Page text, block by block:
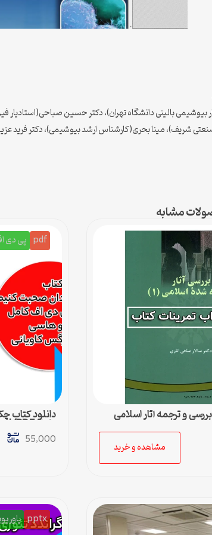
بالینی دانشگاه تهران)، دکتر حسین صباحی(استادیار
مینا بحری(کارشناس ارشد بیوشیمی)، دکتر فرید
مشابه
و ترجمه آثار اسلامی
مشاهده و خرید
pdf پی دی
دانلود کتاب
کامل PDF) | متیو هاسی – مترجم نرگس کاویانی
55,000
pptx